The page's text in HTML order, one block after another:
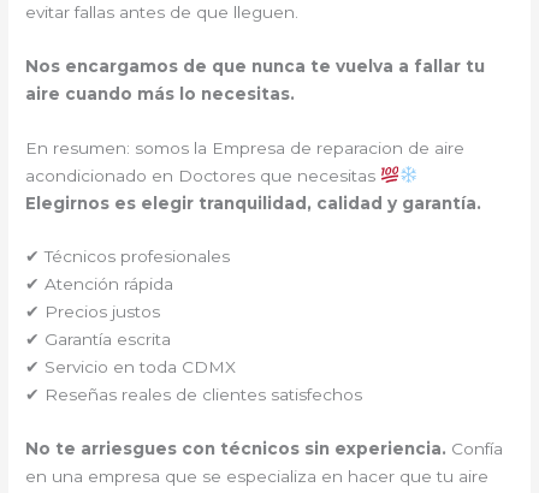
evitar fallas antes de que lleguen.
Nos encargamos de que nunca te vuelva a fallar tu
aire cuando más lo necesitas.
En resumen: somos la Empresa de reparacion de aire
acondicionado en Doctores que necesitas
Elegirnos es elegir tranquilidad, calidad y garantía.
✔ Técnicos profesionales
✔ Atención rápida
✔ Precios justos
✔ Garantía escrita
✔ Servicio en toda CDMX
✔ Reseñas reales de clientes satisfechos
No te arriesgues con técnicos sin experiencia. Confía
en una empresa que se especializa en hacer que tu aire